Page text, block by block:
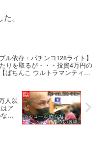
。
ル依存・パチンコ128ライト】
りを取るが・・・投資4万円の
ぱちんこ ウルトラマンティガ
人以
ア
い